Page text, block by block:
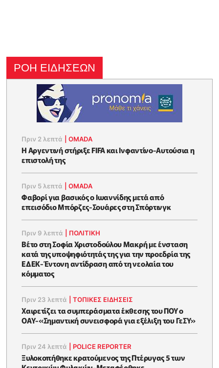
ΡΟΗ ΕΙΔΗΣΕΩΝ
Πριν 2 λεπτά |OMADA
Η Αργεντινή στήριξε FIFA και Ινφαντίνο-Αυτούσια η
επιστολή της
Πριν 5 λεπτά |OMADA
Φαβορί για βασικός ο Ιωαννίδης μετά από
επεισόδιο Μπόρζες-Σουάρες στη Σπόρτινγκ
Πριν 9 λεπτά ΠΟΛΙΤΙΚΗ
Βέτο στη Σοφία Χριστοδούλου Μακρή με ένσταση
κατά της υποψηφιότητάς της για την προεδρία της
ΕΔΕΚ-Έντονη αντίδραση από τη νεολαία του
κόμματος
Πριν 23 λεπτά |ΤΟΠΙΚΕΣ ΕΙΔΗΣΕΙΣ
Χαιρετίζει τα συμπεράσματα έκθεσης του ΠΟΥ ο
ΟΑΥ-«Σημαντική συνεισφορά για εξέλιξη του ΓεΣΥ»
Πριν 24 λεπτά POLICE REPORTER
Ξυλοκοπήθηκε κρατούμενος της Πτέρυγας 5 των